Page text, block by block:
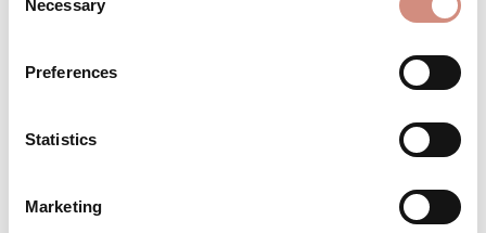
Selection
Necessary
Preferences
Statistics
Marketing
Geburtstages als Limited Edition im
MATERIAL